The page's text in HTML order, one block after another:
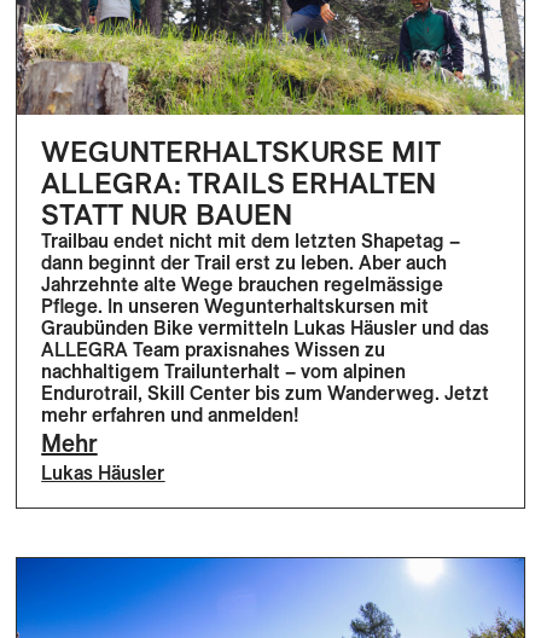
WEGUNTERHALTSKURSE MIT
ALLEGRA: TRAILS ERHALTEN
STATT NUR BAUEN
Trailbau endet nicht mit dem letzten Shapetag –
dann beginnt der Trail erst zu leben. Aber auch
Jahrzehnte alte Wege brauchen regelmässige
Pflege. In unseren Wegunterhaltskursen mit
Graubünden Bike vermitteln Lukas Häusler und das
ALLEGRA Team praxisnahes Wissen zu
nachhaltigem Trailunterhalt – vom alpinen
Endurotrail, Skill Center bis zum Wanderweg. Jetzt
mehr erfahren und anmelden!
Mehr
Lukas Häusler